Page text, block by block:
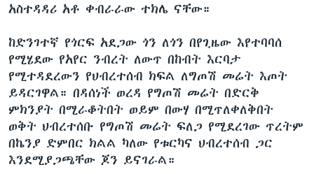
አስተዳዳሪ አቶ ቀብራራው ተክሌ ናቸው።
ከድንገተኛ የጎርፍ አደጋው ጎን ለጎን በየጊዜው እየተባባሰ
የሚሄደው የአየር ንብረት ለውጥ በከብት እርባታ
የሚተዳደረውን የህብረተሰብ ክፍል ለግጦሽ መሬት እጦት
ይዳርገዋል። በዳሰነች ወረዳ የግጦሽ መሬት በድርቅ
ምክንያት በሚራቆትበት ወይም በውሃ በሚጥለቀለቅበት
ወቅት ህብረተሰቡ የግጦሽ መሬት ፍለጋ የሚደረገው ጥረትም
በኬንያ ድምበር ክልል ካለው የቱርካና ህብረተሰብ ጋር
እንደሚያጋጫቸው ጆን ይናገራል።